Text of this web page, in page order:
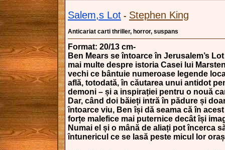
Salem,s Lot - Stephen King
Anticariat carti thriller, horror, suspans
Format: 20/13 cm-
Ben Mears se întoarce în Jerusalem’s
mai multe despre istoria Casei lui
vechi ce bântuie numeroase legende
află, totodată, în căutarea unui antidot
demoni – și a inspirației pentru o nouă
Dar, când doi băieți intră în pădure și
întoarce viu, Ben își dă seama că în
forțe malefice mai puternice decât își
Numai el și o mână de aliați pot încerca
întunericul ce se lasă peste micul lor